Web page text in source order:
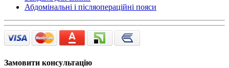
Абдомінальні і післяопераційні пояси
Замовити консультацію